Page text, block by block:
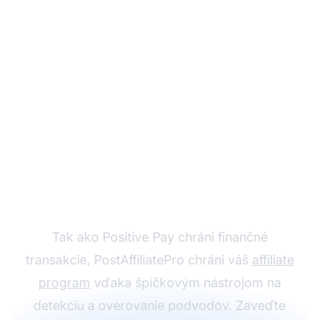
Tak ako Positive Pay chráni finančné
transakcie, PostAffiliatePro chráni váš affiliate
program vďaka špičkovým nástrojom na
detekciu a overovanie podvodov. Zaveďte